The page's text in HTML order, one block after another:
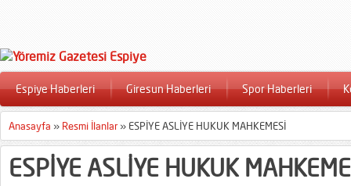
Espiye Haberleri Giresun Haberleri Spor Haberleri
Anasayfa » Resmi İlanlar » ESPİYE ASLİYE HUKUK MAHKEMESİ
ESPİYE ASLİYE HUKUK